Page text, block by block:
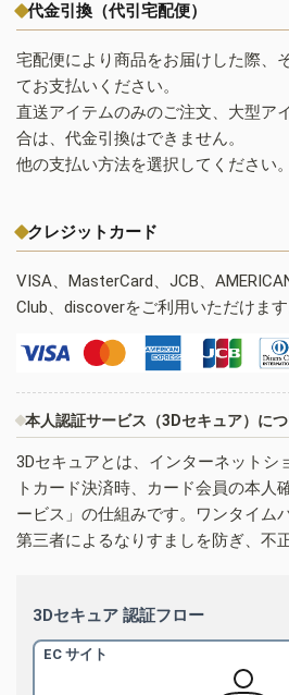
代金引換（代引宅配便）
宅配便により商品をお届けした際、
てお支払いください。
直送アイテムのみのご注文、大型ア
合は、代金引換はできません。
他の支払い方法を選択してください。
クレジットカード
VISA、MasterCard、JCB、
Club、discoverをご利用いただけます
本人認証サービス（3Dセキュア）に
3Dセキュアとは、インターネットシ
トカード決済時、カード会員の本人
ービス」の仕組みです。ワンタイム
第三者によるなりすましを防ぎ、不
3Dセキュア 認証フロー
EC サイト